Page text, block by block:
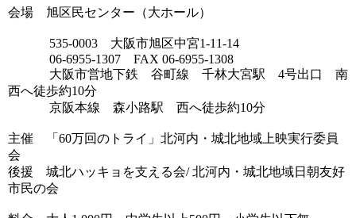
会場 旭区民センター（大ホール）
535-0003 大阪市旭区中宮1-11-14
06-6955-1307 FAX 06-6955-1308
大阪市営地下鉄 谷町線 千林大宮駅 4号出口 南
西へ徒歩約10分
京阪本線 森小路駅 西へ徒歩約10分
主催 「60万回のトライ」北河内・城北地域上映実行委員
会
後援 城北ハッキョを支える会/ 北河内・城北地域日朝友好
市民の会